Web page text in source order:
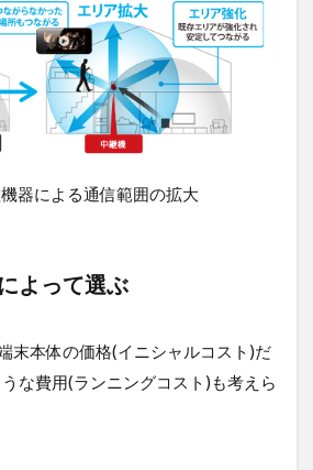
器による通信範囲の拡大
よって選ぶ
末本体の価格(イニシャルコスト)だ
な費用(ランニングコスト)も考えら